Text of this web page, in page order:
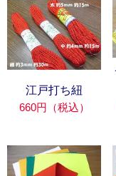
江戸打ち紐
660円（税込）